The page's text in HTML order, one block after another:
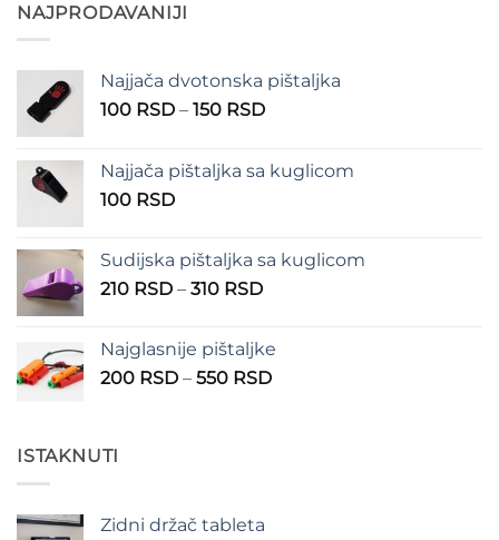
NAJPRODAVANIJI
Najjača dvotonska pištaljka
100 RSD – 150 RSDRaspon
100 RSD
Najjača pištaljka sa kuglicom
100 RSD
Sudijska pištaljka sa kuglicom
210 RSD – 310 RSDRaspon
210 RSD
do
Najglasnije pištaljke
200 RSD – 550 RSDRaspon
ISTAKNUTI
Zidni držač tableta